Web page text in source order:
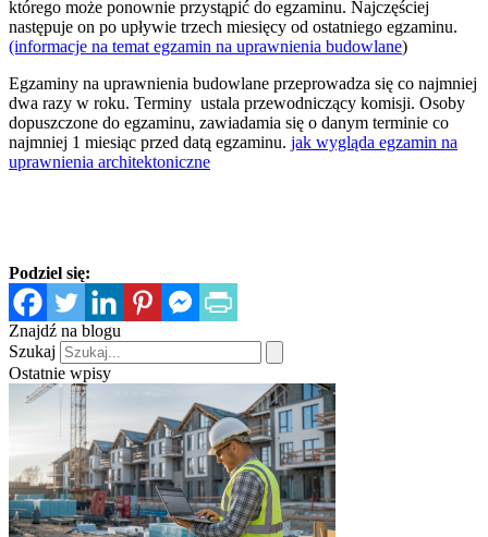
którego może ponownie przystąpić do egzaminu. Najczęściej
następuje on po upływie trzech miesięcy od ostatniego egzaminu.
(informacje na temat egzamin na uprawnienia budowlane)
Egzaminy na uprawnienia budowlane przeprowadza się co najmniej
dwa razy w roku. Terminy ustala przewodniczący komisji. Osoby
dopuszczone do egzaminu, zawiadamia się o danym terminie co
najmniej 1 miesiąc przed datą egzaminu. jak wygląda egzamin na
uprawnienia architektoniczne
Podziel się:
Znajdź na blogu
Szukaj
Ostatnie wpisy